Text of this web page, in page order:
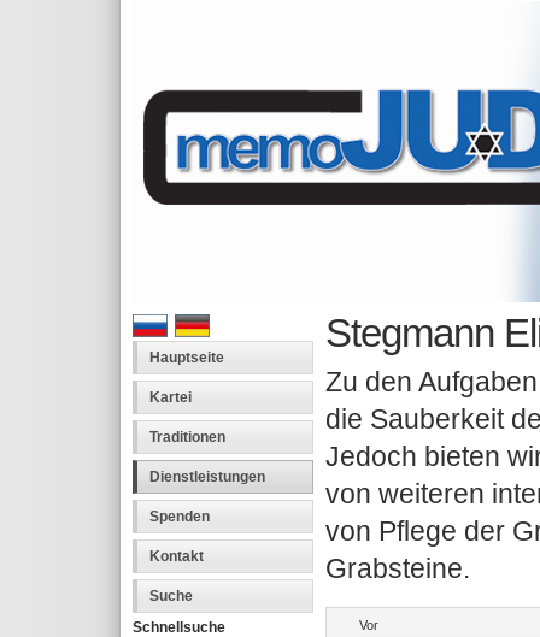
Hauptseite
Kartei
Traditionen
Dienstleistungen
Spenden
Kontakt
Suche
Schnellsuche
Stegmann
Zu den
die Sauberkeit
Jedoch bieten
von weiteren
von Pflege der
Grabsteine.
Vor